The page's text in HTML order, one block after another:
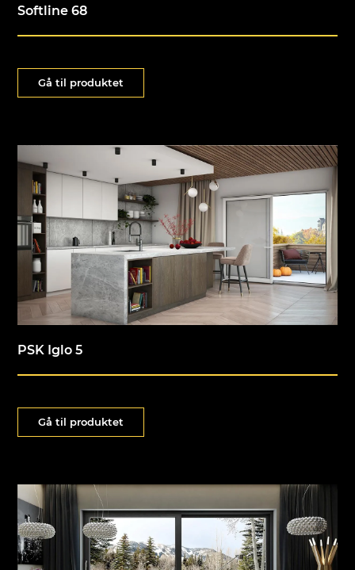
Softline 68
Gå til produktet
PSK Iglo 5
Gå til produktet